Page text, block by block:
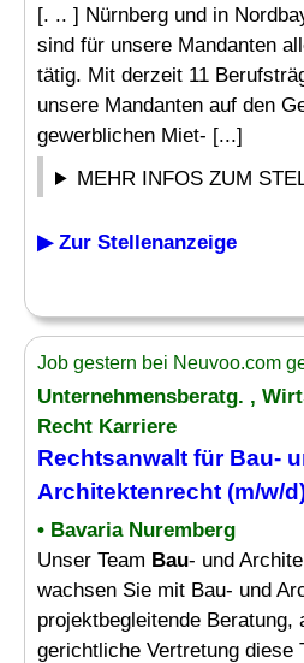
[. .. ] Nürnberg und in
sind für unsere Mandanten
tätig. Mit derzeit 11
unsere Mandanten auf den
gewerblichen Miet- [...]
MEHR INFOS ZUM
▶ Zur Stellenanzeige
Job gestern bei Neuvoo.com
Unternehmensberatg. ,
Recht Karriere
Rechtsanwalt für Bau-
Architektenrecht (m/w/
• Bavaria Nuremberg
Unser Team Bau- und
wachsen Sie mit Bau- und
projektbegleitende Beratung,
gerichtliche Vertretung diese